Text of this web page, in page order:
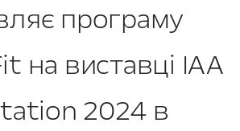
програму
на виставці IAA
2024 в